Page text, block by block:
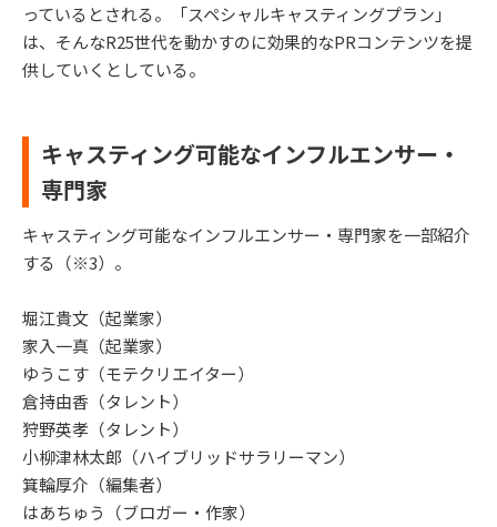
っているとされる。「スペシャルキャスティングプラン」
は、そんなR25世代を動かすのに効果的なPRコンテンツを提
供していくとしている。
キャスティング可能なインフルエンサー・
専門家
キャスティング可能なインフルエンサー・専門家を一部紹介
する（※3）。
堀江貴文（起業家）
家入一真（起業家）
ゆうこす（モテクリエイター）
倉持由香（タレント）
狩野英孝（タレント）
小柳津林太郎（ハイブリッドサラリーマン）
箕輪厚介（編集者）
はあちゅう（ブロガー・作家）